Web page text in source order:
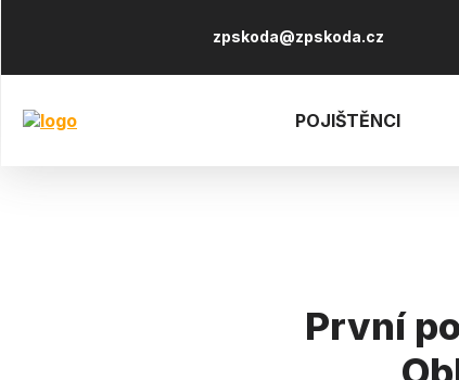
obsahu
Horní
menu
zpskoda@zpskoda.cz
POJIŠTĚNCI
První